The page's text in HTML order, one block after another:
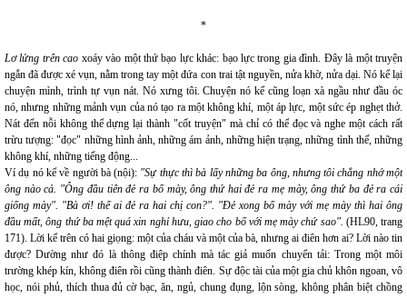
*
Lơ lửng trên cao xoáy vào một thứ bạo lực khác: bạo lực trong gia đình. Đây là một truyện
ngắn đã được xé vụn, nằm trong tay một đứa con trai tật nguyền, nửa khờ, nửa dại. Nó kể lại
chuyện mình, trình tự vụn nát. Nó xưng tôi. Chuyện nó kể cũng loạn xà ngầu như đầu óc
nó, nhưng những mảnh vụn của nó tạo ra một không khí, một áp lực, một sức ép nghẹt thở.
Nát đến nỗi không thể dựng lại thành "cốt truyện" mà chỉ có thể đọc và nghe một cách rất
trừu tượng: "đọc" những hình ảnh, những ám ảnh, những hiện trạng, những tình thế, những
không khí, những tiếng động...
Ví dụ nó kể về người bà (nội): "Sự thực thì bà lấy những ba ông, nhưng tôi chẳng nhớ một
ông nào cả. "Ông đầu tiên đẻ ra bố mày, ông thứ hai đẻ ra mẹ mày, ông thứ ba đẻ ra cái
giống mày". "Bà ơi! thế ai đẻ ra hai chị con?". "Đẻ xong bố mày với mẹ mày thì hai ông
đầu mất, ông thứ ba mệt quá xin nghỉ hưu, giao cho bố với mẹ mày chứ sao". (HL90, trang
171). Lời kể trên có hai giọng: một của cháu và một của bà, nhưng ai điên hơn ai? Lời nào tin
được? Dường như đó là thông điệp chính mà tác giả muốn chuyển tải: Trong một môi
trường khép kín, không điên rồi cũng thành điên. Sự độc tài của một gia chủ khôn ngoan, vô
học, nói phủ, thích thua đủ cờ bạc, ăn, ngủ, chung đụng, lộn sòng, không phân biệt chồng